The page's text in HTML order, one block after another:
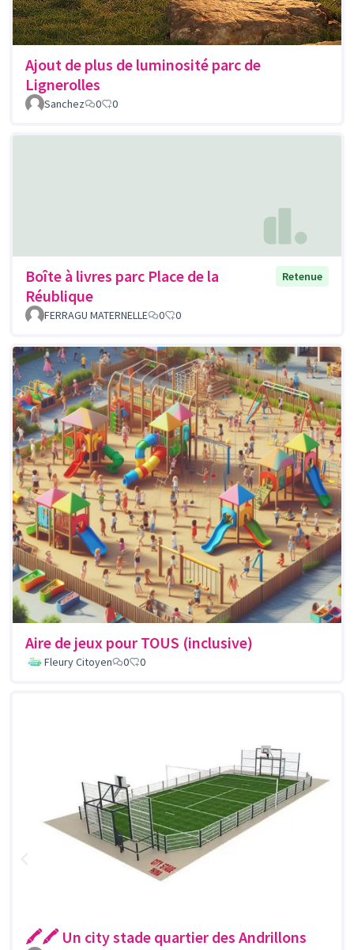
Ajout de plus de luminosité parc de
Lignerolles
Sanchez 0 0
Boîte à livres parc Place de la
Réublique
Retenue
FERRAGU MATERNELLE 0 0
Aire de jeux pour TOUS (inclusive)
Fleury Citoyen 0 0
🖍🖍 Un city stade quartier des Andrillons